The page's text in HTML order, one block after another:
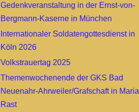
Gedenkveranstaltung in der Ernst-von-
Bergmann-Kaserne in München
Internationaler Soldatengottesdienst in
Köln 2026
Volkstrauertag 2025
Themenwochenende der GKS Bad
Neuenahr-Ahrweiler/Grafschaft in Maria
Rast